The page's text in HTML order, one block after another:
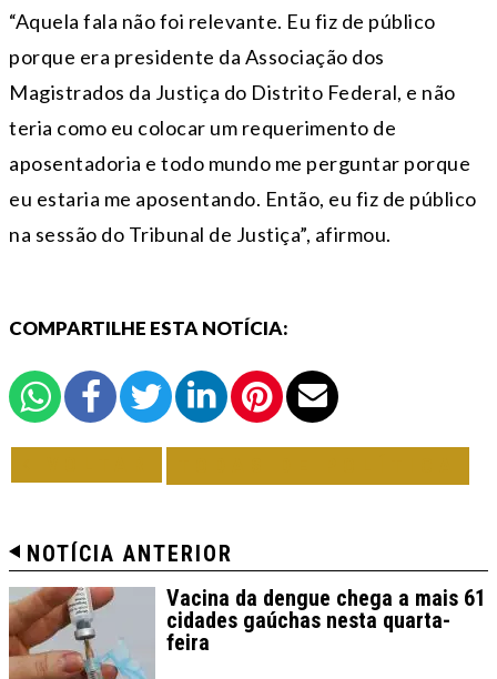
“Aquela fala não foi relevante. Eu fiz de público
porque era presidente da Associação dos
Magistrados da Justiça do Distrito Federal, e não
teria como eu colocar um requerimento de
aposentadoria e todo mundo me perguntar porque
eu estaria me aposentando. Então, eu fiz de público
na sessão do Tribunal de Justiça”, afirmou.
COMPARTILHE ESTA NOTÍCIA:
NOTÍCIA ANTERIOR
Vacina da dengue chega a mais 61
cidades gaúchas nesta quarta-
feira